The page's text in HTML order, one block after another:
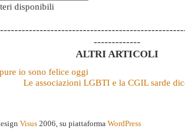
disponibili
-------------
ALTRI ARTICOLI
io sono felice oggi
Le associazioni LGBTI e la CGIL sarde
Visus 2006, su piattaforma WordPress